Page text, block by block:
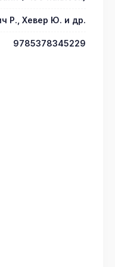
Р., Хевер Ю. и др.
9785378345229